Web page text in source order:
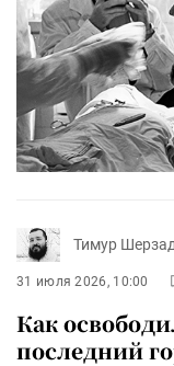
Тимур
31 июля 2026, 10:00
Как
последний